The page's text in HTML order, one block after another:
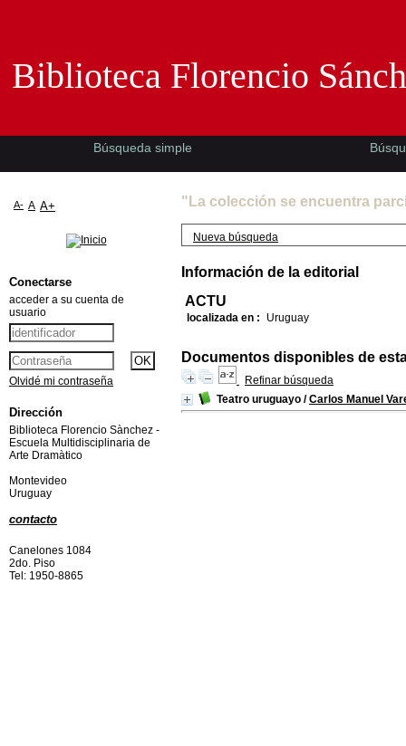
"La colección se encuentra
Nueva búsqueda
Información de la editorial
ACTU
localizada en : Uruguay
Documentos disponibles de
Refinar búsqueda
Teatro uruguayo /Carlos Manuel
Biblioteca Florencio
Búsqueda simple
A- A A+
Conectarse
acceder a su cuenta de
usuario
Olvidé mi contraseña
Dirección
Biblioteca Florencio Sànchez -
Escuela Multidisciplinaria de
Arte Dramàtico
Montevideo
Uruguay
contacto
Canelones 1084
2do. Piso
Tel: 1950-8865